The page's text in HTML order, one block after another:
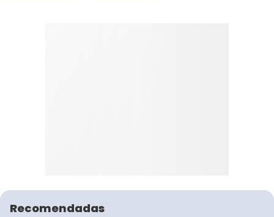
Recomendadas